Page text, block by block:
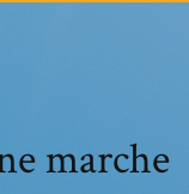
marche